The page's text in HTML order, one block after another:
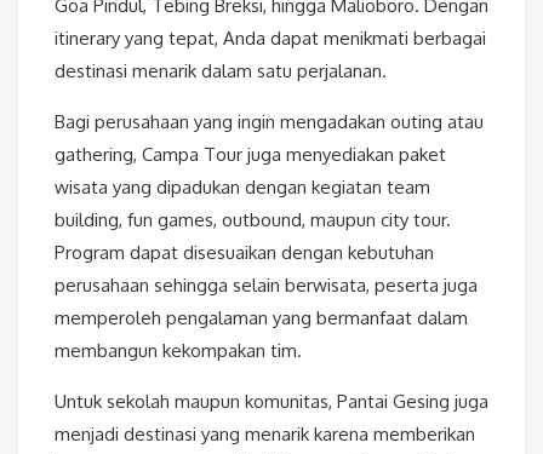
Goa Pindul, Tebing Breksi, hingga Malioboro. Dengan
itinerary yang tepat, Anda dapat menikmati berbagai
destinasi menarik dalam satu perjalanan.
Bagi perusahaan yang ingin mengadakan outing atau
gathering, Campa Tour juga menyediakan paket
wisata yang dipadukan dengan kegiatan team
building, fun games, outbound, maupun city tour.
Program dapat disesuaikan dengan kebutuhan
perusahaan sehingga selain berwisata, peserta juga
memperoleh pengalaman yang bermanfaat dalam
membangun kekompakan tim.
Untuk sekolah maupun komunitas, Pantai Gesing juga
menjadi destinasi yang menarik karena memberikan